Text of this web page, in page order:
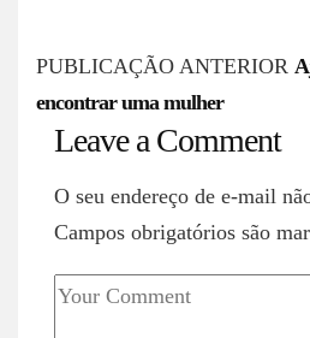
P
o
PUBLICAÇÃO ANTERIOR
encontrar uma mulher
Leave a Comment
O seu endereço de e-mail
Campos obrigatórios são